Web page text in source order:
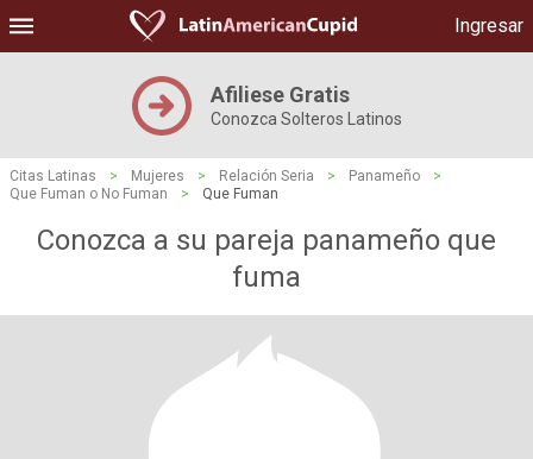
Ingresar
Afiliese Gratis
Conozca Solteros Latinos
Citas Latinas > Mujeres > Relación Seria > Panameño
>
Que Fuman o No Fuman
> Que Fuman
Conozca a su pareja panameño que
fuma